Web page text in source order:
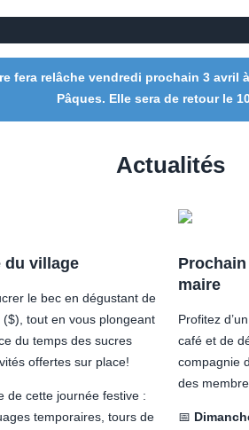
fera relâche vendredi prochain 3 avril
Pâques. Elle sera de retour le
Actualités
du village
le bec en dégustant de
($), tout en vous plongeant
du temps des sucres
offertes sur place!
de cette journée festive :
temporaires, tours de
maire
Profitez
café et de
compagnie
des
📅